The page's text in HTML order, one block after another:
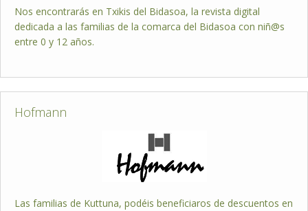
Nos encontrarás en Txikis del Bidasoa, la revista digital
dedicada a las familias de la comarca del Bidasoa con niñ@s
entre 0 y 12 años.
Hofmann
Las familias de Kuttuna, podéis beneficiaros de descuentos en